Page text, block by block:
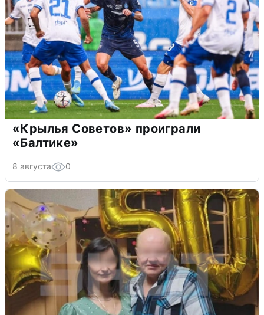
«Крылья Советов» проиграли
«Балтике»
8 августа 0